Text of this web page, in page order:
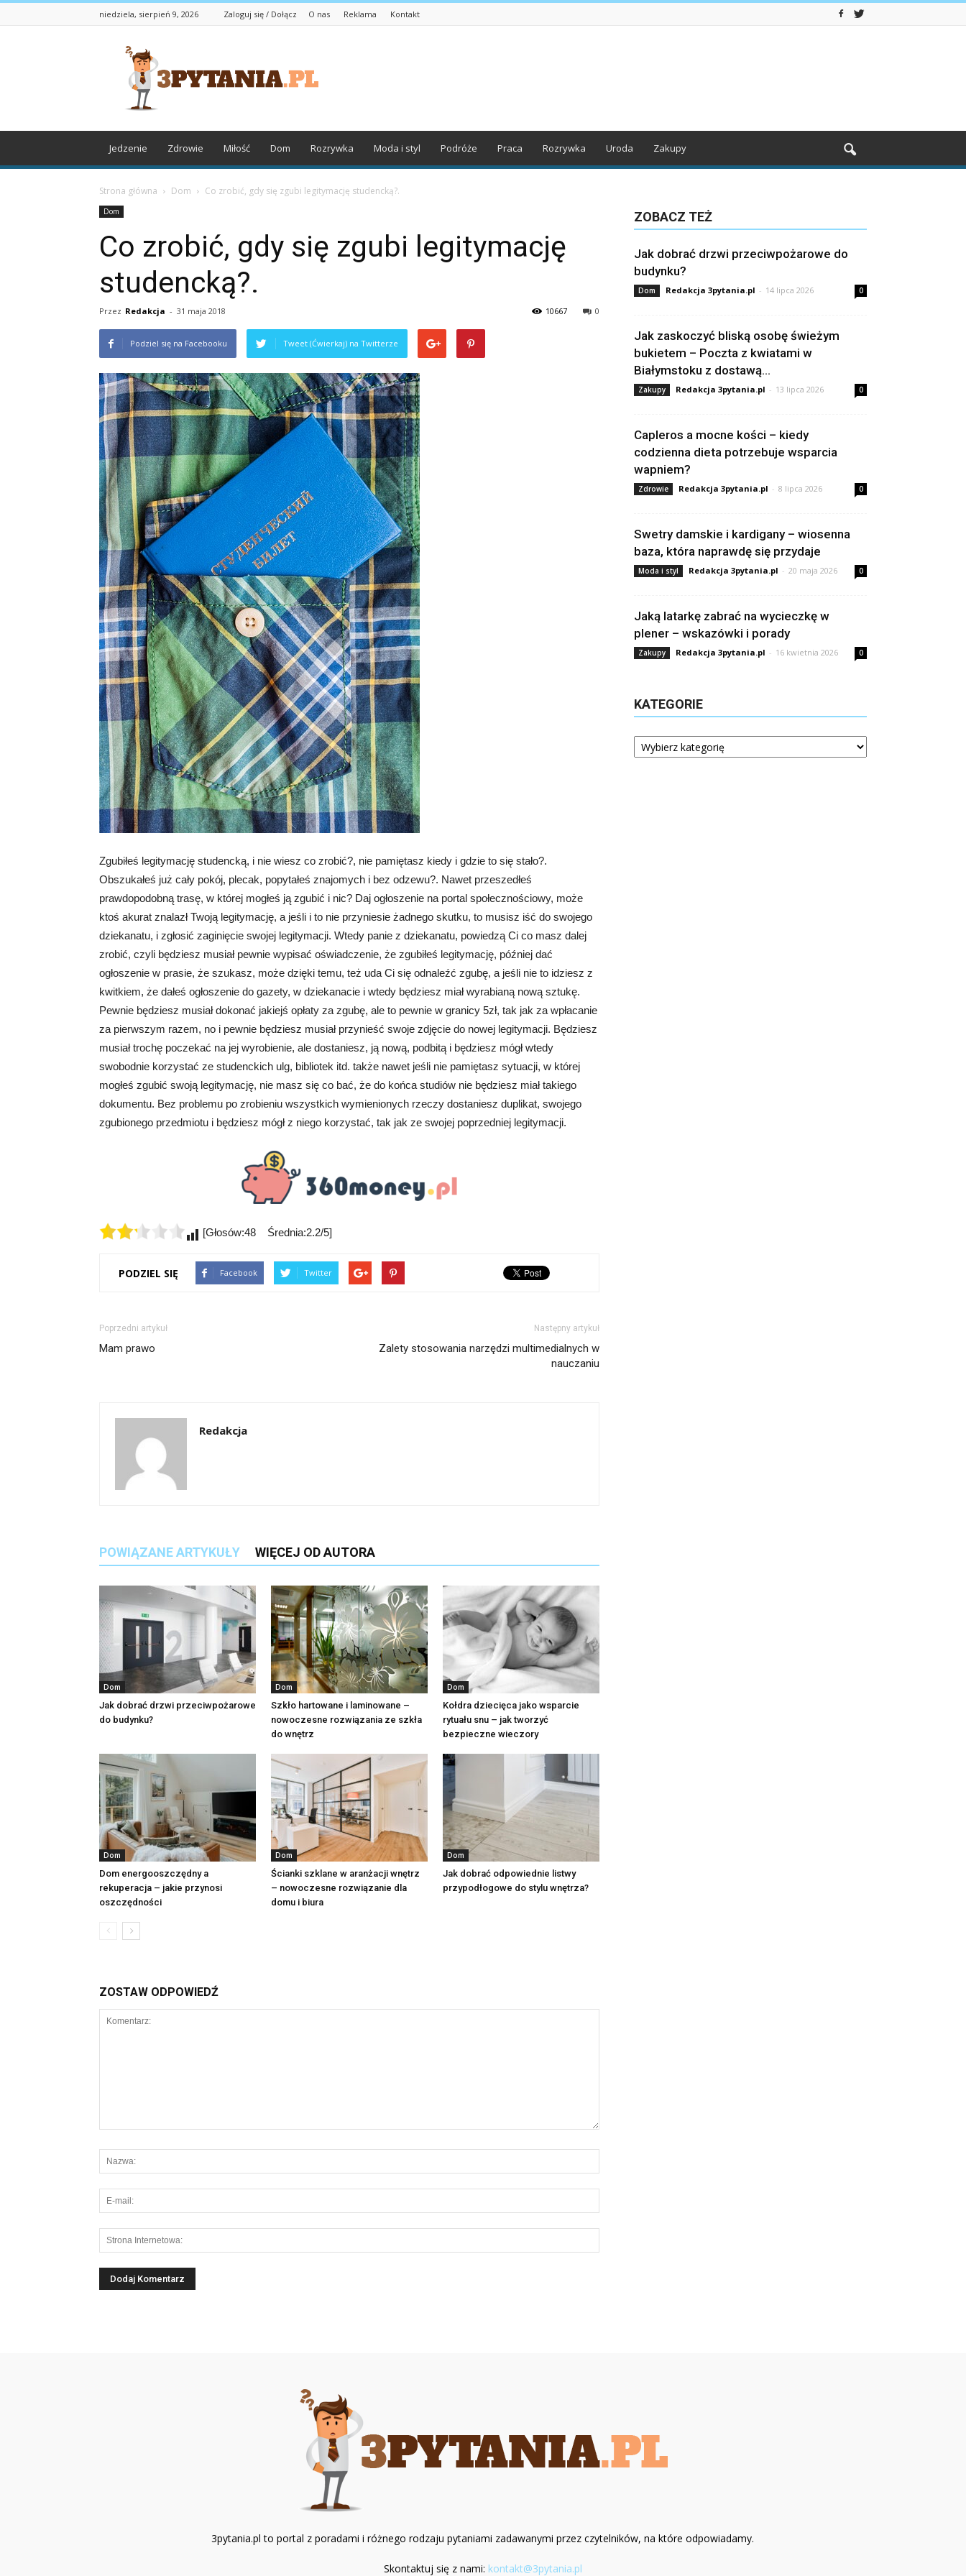
niedziela, sierpień 9, 2026 Zaloguj się / Dołącz O nas Reklama Kontakt
3pytania.pl
Jedzenie Zdrowie Miłość Dom Rozrywka Moda i styl Podróże Praca Rozrywka Uroda Zakupy
Strona główna Dom Co zrobić, gdy się zgubi legitymację studencką?.
Dom
Co zrobić, gdy się zgubi legitymację
studencką?.
Przez Redakcja - 31 maja 2018 0
10667
Podziel się na Facebooku Tweet (Ćwierkaj) na Twitterze
Zgubiłeś legitymację studencką, i nie wiesz co zrobić?, nie pamiętasz kiedy i gdzie to się stało?.
Obszukałeś już cały pokój, plecak, popytałeś znajomych i bez odzewu?. Nawet przeszedłeś
prawdopodobną trasę, w której mogłeś ją zgubić i nic? Daj ogłoszenie na portal społecznościowy, może
ktoś akurat znalazł Twoją legitymację, a jeśli i to nie przyniesie żadnego skutku, to musisz iść do swojego
dziekanatu, i zgłosić zaginięcie swojej legitymacji. Wtedy panie z dziekanatu, powiedzą Ci co masz dalej
zrobić, czyli będziesz musiał pewnie wypisać oświadczenie, że zgubiłeś legitymację, później dać
ogłoszenie w prasie, że szukasz, może dzięki temu, też uda Ci się odnaleźć zgubę, a jeśli nie to idziesz z
kwitkiem, że dałeś ogłoszenie do gazety, w dziekanacie i wtedy będziesz miał wyrabianą nową sztukę.
Pewnie będziesz musiał dokonać jakiejś opłaty za zgubę, ale to pewnie w granicy 5zł, tak jak za wpłacanie
za pierwszym razem, no i pewnie będziesz musiał przynieść swoje zdjęcie do nowej legitymacji. Będziesz
musiał trochę poczekać na jej wyrobienie, ale dostaniesz, ją nową, podbitą i będziesz mógł wtedy
swobodnie korzystać ze studenckich ulg, bibliotek itd. także nawet jeśli nie pamiętasz sytuacji, w której
mogłeś zgubić swoją legitymację, nie masz się co bać, że do końca studiów nie będziesz miał takiego
dokumentu. Bez problemu po zrobieniu wszystkich wymienionych rzeczy dostaniesz duplikat, swojego
zgubionego przedmiotu i będziesz mógł z niego korzystać, tak jak ze swojej poprzedniej legitymacji.
[Głosów:48 Średnia:2.2/5]
PODZIEL SIĘ Facebook Twitter
Poprzedni artykuł
Mam prawo
Następny artykuł
Zalety stosowania narzędzi multimedialnych w
nauczaniu
Redakcja
POWIĄZANE ARTYKUŁY WIĘCEJ OD AUTORA
Dom
Jak dobrać drzwi przeciwpożarowe
do budynku?
Dom
Szkło hartowane i laminowane –
nowoczesne rozwiązania ze szkła
do wnętrz
Dom
Kołdra dziecięca jako wsparcie
rytuału snu – jak tworzyć
bezpieczne wieczory
Dom
Dom energooszczędny a
rekuperacja – jakie przynosi
oszczędności
Dom
Ścianki szklane w aranżacji wnętrz
– nowoczesne rozwiązanie dla
domu i biura
Dom
Jak dobrać odpowiednie listwy
przypodłogowe do stylu wnętrza?
ZOSTAW ODPOWIEDŹ
ZOBACZ TEŻ
Jak dobrać drzwi przeciwpożarowe do
budynku?
Dom Redakcja 3pytania.pl - 14 lipca 2026 0
Jak zaskoczyć bliską osobę świeżym
bukietem – Poczta z kwiatami w
Białymstoku z dostawą...
Zakupy Redakcja 3pytania.pl - 13 lipca 2026 0
Capleros a mocne kości – kiedy
codzienna dieta potrzebuje wsparcia
wapniem?
Zdrowie Redakcja 3pytania.pl - 8 lipca 2026 0
Swetry damskie i kardigany – wiosenna
baza, która naprawdę się przydaje
Moda i styl Redakcja 3pytania.pl - 20 maja 2026 0
Jaką latarkę zabrać na wycieczkę w
plener – wskazówki i porady
Zakupy Redakcja 3pytania.pl - 16 kwietnia 2026 0
KATEGORIE
Kategorie
3pytania.pl to portal z poradami i różnego rodzaju pytaniami zadawanymi przez czytelników, na które odpowiadamy.
Skontaktuj się z nami: kontakt@3pytania.pl